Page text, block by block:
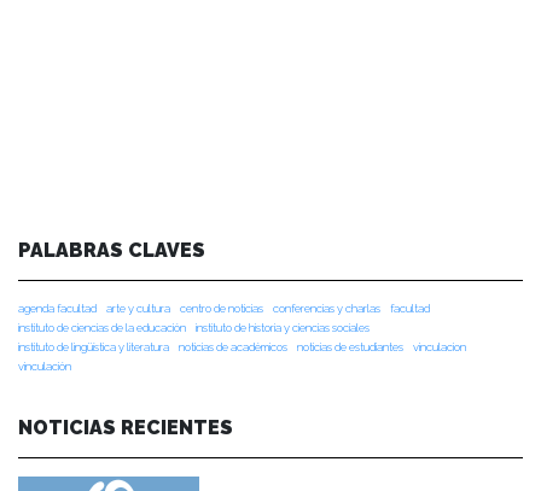
PALABRAS CLAVES
agenda facultad arte y cultura centro de noticias conferencias y charlas
facultad
instituto de ciencias de la educación
instituto de historia y ciencias sociales
instituto de lingüística y literatura
noticias de académicos noticias de estudiantes
vinculacion
vinculación
NOTICIAS RECIENTES